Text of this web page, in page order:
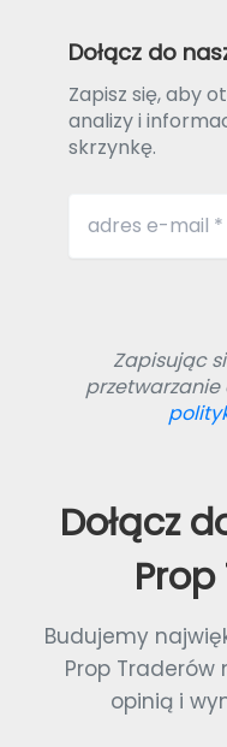
Dołącz do
Zapisz się, aby
analizy i
skrzynkę.
Zapisując
przetwarzanie
Dołącz
Budujemy
Prop Traderów
opinią i